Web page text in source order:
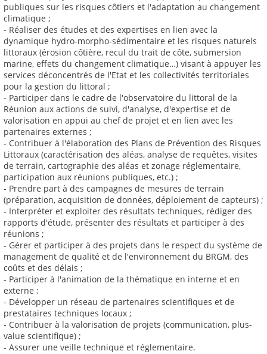
publiques sur les risques côtiers et l'adaptation au changement
climatique ;
- Réaliser des études et des expertises en lien avec la
dynamique hydro-morpho-sédimentaire et les risques naturels
littoraux (érosion côtière, recul du trait de côte, submersion
marine, effets du changement climatique…) visant à appuyer les
services déconcentrés de l'Etat et les collectivités territoriales
pour la gestion du littoral ;
- Participer dans le cadre de l'observatoire du littoral de la
Réunion aux actions de suivi, d'analyse, d'expertise et de
valorisation en appui au chef de projet et en lien avec les
partenaires externes ;
- Contribuer à l'élaboration des Plans de Prévention des Risques
Littoraux (caractérisation des aléas, analyse de requêtes, visites
de terrain, cartographie des aléas et zonage réglementaire,
participation aux réunions publiques, etc.) ;
- Prendre part à des campagnes de mesures de terrain
(préparation, acquisition de données, déploiement de capteurs) ;
- Interpréter et exploiter des résultats techniques, rédiger des
rapports d'étude, présenter des résultats et participer à des
réunions ;
- Gérer et participer à des projets dans le respect du système de
management de qualité et de l'environnement du BRGM, des
coûts et des délais ;
- Participer à l'animation de la thématique en interne et en
externe ;
- Développer un réseau de partenaires scientifiques et de
prestataires techniques locaux ;
- Contribuer à la valorisation de projets (communication, plus-
value scientifique) ;
- Assurer une veille technique et réglementaire.